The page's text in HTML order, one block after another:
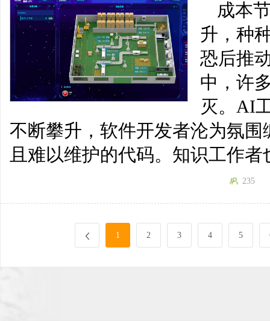
成本
升，种
恐后推
中，许
灭。AI
不断攀升，软件开发者沦为氛
且难以维护的代码。知识工作
235
1 2 3 4 5